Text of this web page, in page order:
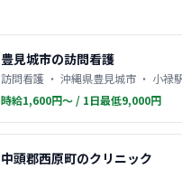
豊見城市の訪問看護
訪問看護 ・ 沖縄県豊見城市 ・ 小禄
時給1,600円〜 / 1日最低9,000円
中頭郡西原町のクリニック